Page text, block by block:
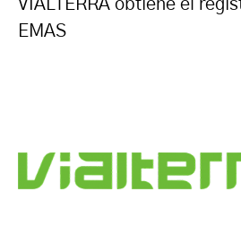
VIALTERRA obtiene el
EMAS